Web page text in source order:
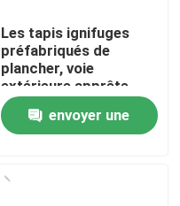
Les tapis ignifuges
préfabriqués de
plancher, voie
extérieure apprête
utilisation de piste
envoyer une